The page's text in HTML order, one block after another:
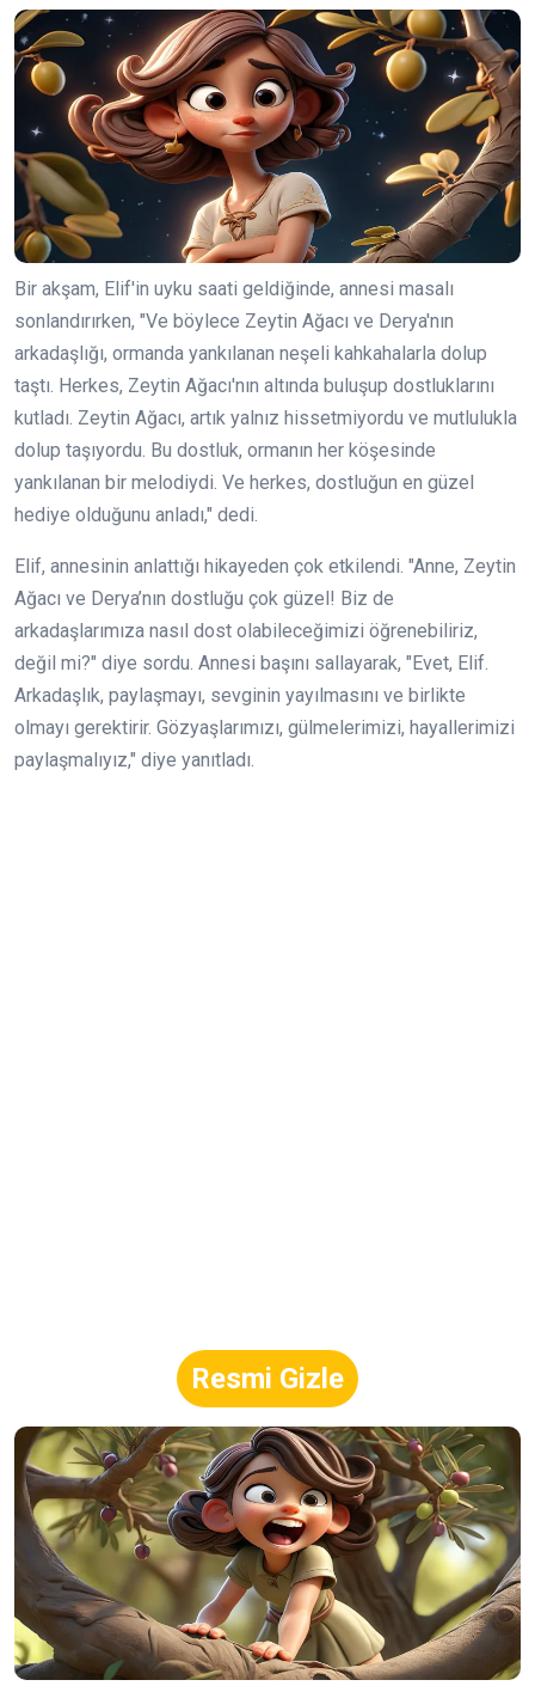
Bir akşam, Elif'in uyku saati geldiğinde, annesi masalı
sonlandırırken, "Ve böylece Zeytin Ağacı ve Derya'nın
arkadaşlığı, ormanda yankılanan neşeli kahkahalarla dolup
taştı. Herkes, Zeytin Ağacı'nın altında buluşup dostluklarını
kutladı. Zeytin Ağacı, artık yalnız hissetmiyordu ve mutlulukla
dolup taşıyordu. Bu dostluk, ormanın her köşesinde
yankılanan bir melodiydi. Ve herkes, dostluğun en güzel
hediye olduğunu anladı," dedi.
Elif, annesinin anlattığı hikayeden çok etkilendi. "Anne, Zeytin
Ağacı ve Derya’nın dostluğu çok güzel! Biz de
arkadaşlarımıza nasıl dost olabileceğimizi öğrenebiliriz,
değil mi?" diye sordu. Annesi başını sallayarak, "Evet, Elif.
Arkadaşlık, paylaşmayı, sevginin yayılmasını ve birlikte
olmayı gerektirir. Gözyaşlarımızı, gülmelerimizi, hayallerimizi
paylaşmalıyız," diye yanıtladı.
Resmi Gizle